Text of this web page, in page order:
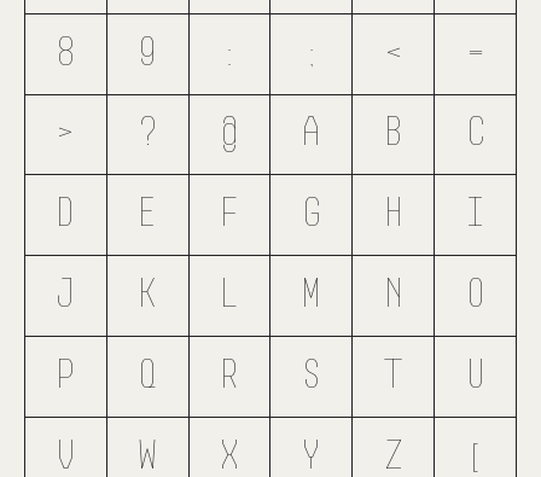
8 9 : ; < =
> ? @ A B C
D E F G H I
J K L M N O
P Q R S U
V W X Y Z